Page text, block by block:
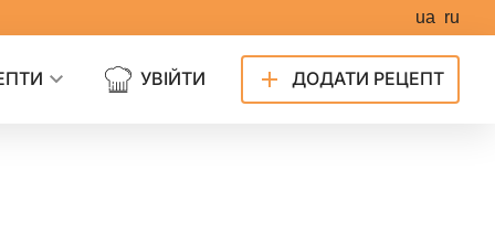
ua ru
УВІЙТИ ДОДАТИ РЕЦЕПТ